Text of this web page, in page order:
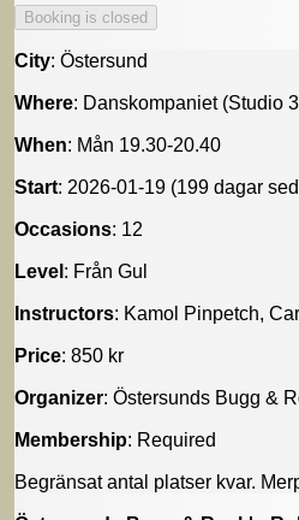
City: Östersund
Where: Danskompaniet (Studio
When: Mån 19.30-20.40
Start: 2026-01-19 (199 dagar
Occasions: 12
Level : Från Gul
Instructors: Kamol Pinpetch,
Price: 850 kr
Organizer: Östersunds Bugg &
Membership: Required
Begränsat antal platser kvar.